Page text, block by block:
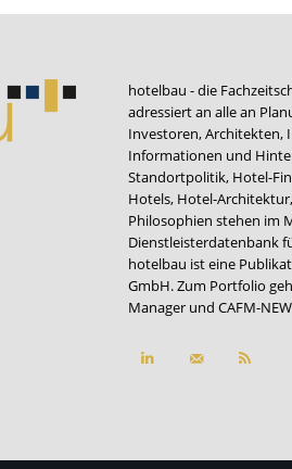
hotelbau - die
adressiert an alle an
Investoren, Architekten,
Informationen und
Standortpolitik, Hotel-
Hotels, Hotel-
Philosophien stehen im
Dienstleisterdatenbank
hotelbau ist eine
GmbH. Zum Portfolio
Manager und CAFM-